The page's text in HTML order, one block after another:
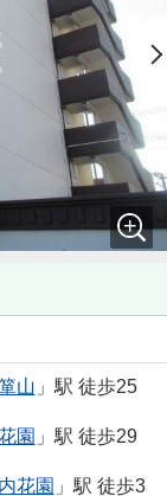
山 」駅 徒歩25
園 」駅 徒歩29
花園 」駅 徒歩3